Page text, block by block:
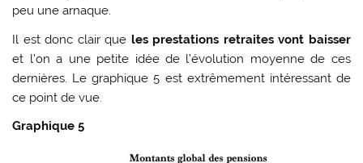
peu une arnaque.
Il est donc clair que les prestations retraites vont baisser
et l’on a une petite idée de l’évolution moyenne de ces
dernières. Le graphique 5 est extrêmement intéressant de
ce point de vue.
Graphique 5